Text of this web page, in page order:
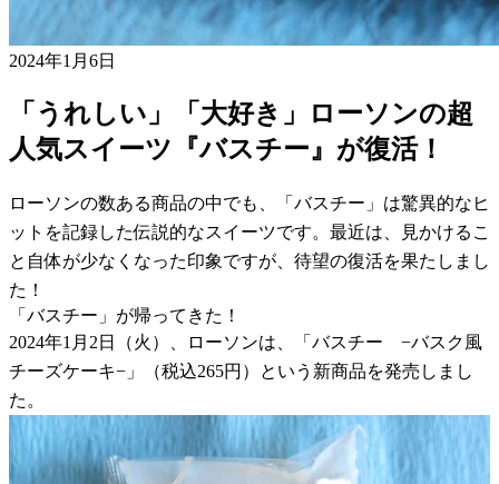
2024年1月6日
「うれしい」「大好き」ローソンの超
人気スイーツ『バスチー』が復活！
ローソンの数ある商品の中でも、「バスチー」は驚異的なヒ
ットを記録した伝説的なスイーツです。最近は、見かけるこ
と自体が少なくなった印象ですが、待望の復活を果たしまし
た！
「バスチー」が帰ってきた！
2024年1月2日（火）、ローソンは、「バスチー −バスク風
チーズケーキ−」（税込265円）という新商品を発売しまし
た。